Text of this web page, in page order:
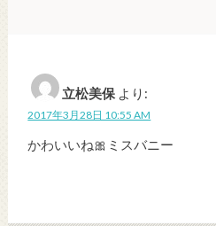
立松美保 より:
2017年3月28日 10:55 AM
かわいいね🎀ミスバニー